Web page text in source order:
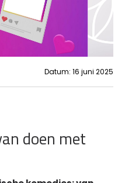
Datum: 16 juni 2025
doen met